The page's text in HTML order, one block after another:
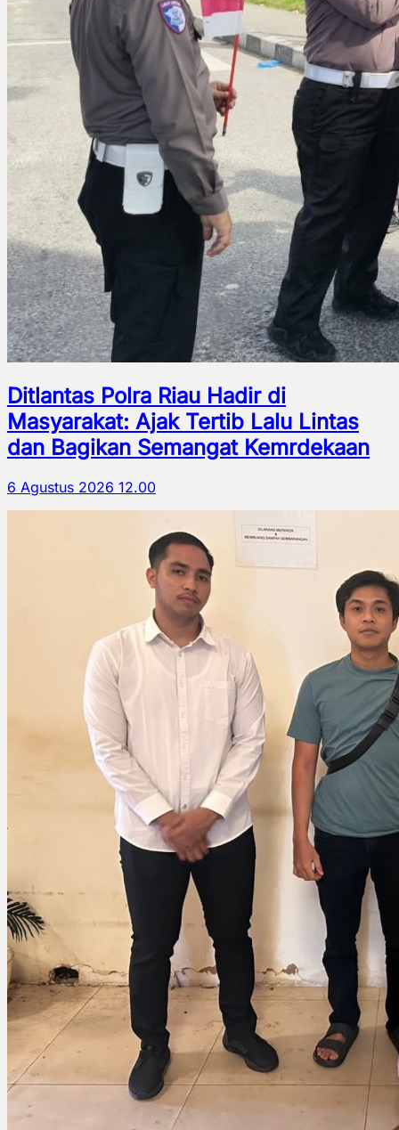
Ditlantas Polra Riau Hadir di
Masyarakat: Ajak Tertib Lalu Lintas
dan Bagikan Semangat Kemrdekaan
6 Agustus 2026 12.00